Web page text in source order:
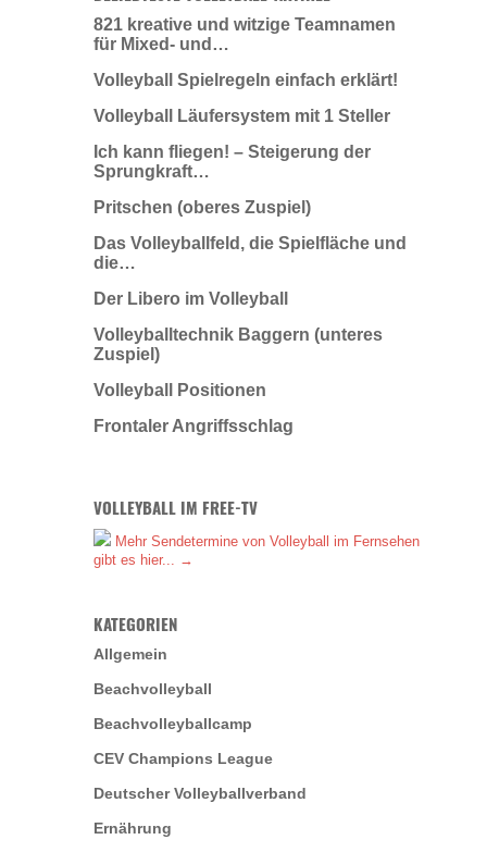
821 kreative und witzige Teamnamen
für Mixed- und…
Volleyball Spielregeln einfach erklärt!
Volleyball Läufersystem mit 1 Steller
Ich kann fliegen! – Steigerung der
Sprungkraft…
Pritschen (oberes Zuspiel)
Das Volleyballfeld, die Spielfläche und
die…
Der Libero im Volleyball
Volleyballtechnik Baggern (unteres
Zuspiel)
Volleyball Positionen
Frontaler Angriffsschlag
VOLLEYBALL IM FREE-TV
Mehr Sendetermine von Volleyball im Fernsehen
gibt es hier... →
KATEGORIEN
Allgemein
Beachvolleyball
Beachvolleyballcamp
CEV Champions League
Deutscher Volleyballverband
Ernährung